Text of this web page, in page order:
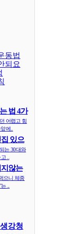
요?
메달
법 4가
어렵고 힘
에..
있으
는 30대와
..
않는
으니 체중
..